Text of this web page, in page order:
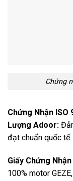
Chứng
Chứng Nhận ISO
Lượng Adoor:
đạt chuẩn quốc tế.
Giấy Chứng
100% motor